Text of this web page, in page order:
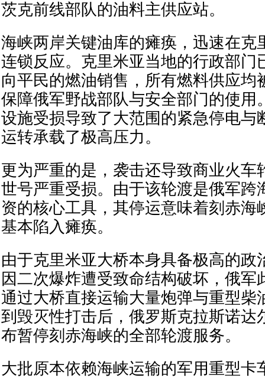
茨克前线部队的油料主供应站。
海峡两岸关键油库的瘫痪，迅速在克
连锁反应。克里米亚当地的行政部门
向平民的燃油销售，所有燃料供应均
保障俄军野战部队与安全部门的使用
设施受损导致了大范围的紧急停电与
运转承载了极高压力。
更为严重的是，袭击还导致商业火车
世号严重受损。由于该轮渡是俄军跨
资的核心工具，其停运意味着刻赤海
基本陷入瘫痪。
由于克里米亚大桥本身具备极高的政
因二次爆炸遭受致命结构破坏，俄军
通过大桥直接运输大量炮弹与重型柴
到毁灭性打击后，俄罗斯克拉斯诺达
布暂停刻赤海峡的全部轮渡服务。
大批原本依赖海峡运输的军用重型卡